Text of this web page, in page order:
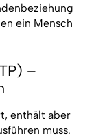
ein Mensch
–
enthält aber
muss.